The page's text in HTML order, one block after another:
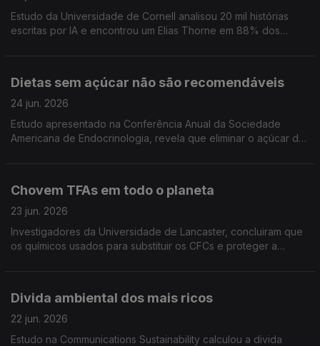
Estudo da Universidade de Cornell analisou 20 mil histórias
escritas por IA e encontrou um Elias Thorne em 88% dos
Dietas sem açúcar não são recomendáveis
24 jun. 2026
Estudo apresentado na Conferência Anual da Sociedade
Americana de Endocrinologia, revela que eliminar o açúcar da
Chovem TFAs em todo o planeta
23 jun. 2026
Investigadores da Universidade de Lancaster, concluiram que
os químicos usados para substituir os CFCs e proteger a
Divida ambiental dos mais ricos
22 jun. 2026
Estudo na Communications Sustainability calculou a divida